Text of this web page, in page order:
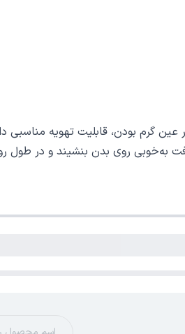
گرم بودن، قابلیت تهویه مناسبی
به‌خوبی روی بدن بنشیند و در طول